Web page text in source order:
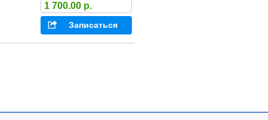
1 700.00 р.
Записаться